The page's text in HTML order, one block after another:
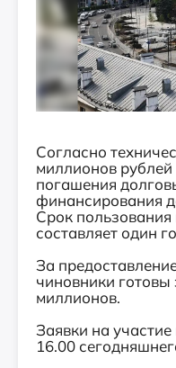
Согласно
миллионов
погашения
финансирования
Срок
составляет один
За
чиновники готовы
миллионов.
Заявки на
16.00